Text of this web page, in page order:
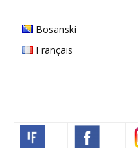
Bosanski
Français